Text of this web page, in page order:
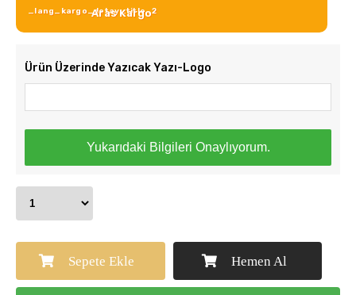
_lang_kargo_detay_title_2
Aras Kargo
Ürün Üzerinde Yazıcak Yazı-Logo
Yukarıdaki Bilgileri Onaylıyorum.
Sepete Ekle Hemen Al